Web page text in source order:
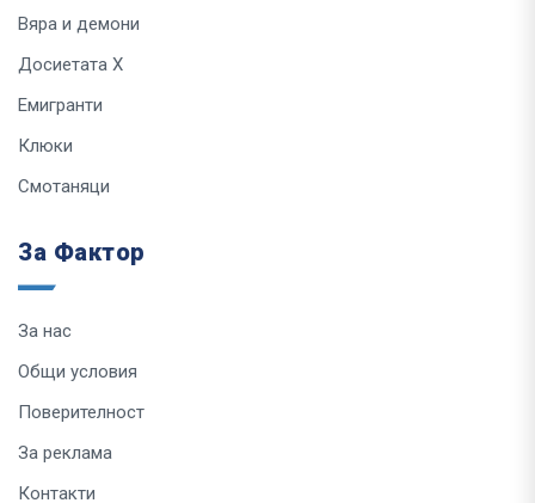
Вяра и демони
Досиетата Х
Емигранти
Клюки
Смотаняци
За Фактор
За нас
Общи условия
Поверителност
За реклама
Контакти